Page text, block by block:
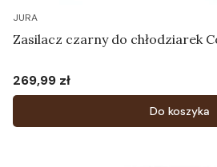
JURA
Zasilacz czarny do chłodziarek
Cena
269,99 zł
Do koszyka